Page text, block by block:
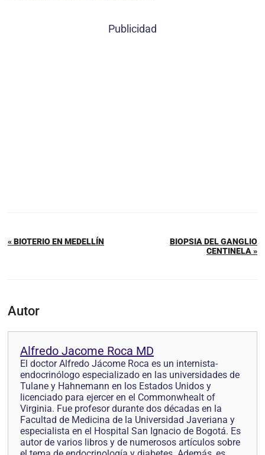
Publicidad
« BIOTERIO EN MEDELLÍN
BIOPSIA DEL GANGLIO
CENTINELA »
Autor
Alfredo Jacome Roca MD
El doctor Alfredo Jácome Roca es un internista-
endocrinólogo especializado en las universidades de
Tulane y Hahnemann en los Estados Unidos y
licenciado para ejercer en el Commonwhealt of
Virginia. Fue profesor durante dos décadas en la
Facultad de Medicina de la Universidad Javeriana y
especialista en el Hospital San Ignacio de Bogotá. Es
autor de varios libros y de numerosos artículos sobre